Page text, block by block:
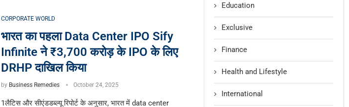
CORPORATE WORLD
भारत का पहला Data Center IPO Sify
Infinite ने ₹3,700 करोड़ के IPO के लिए
DRHP दाखिल किया
by Business Remedies October 24, 2025
1लैटिस और सीएंडडब्ल्यू रिपोर्ट के अनुसार, भारत में data center
Education
Exclusive
Finance
Health and Lifestyle
International